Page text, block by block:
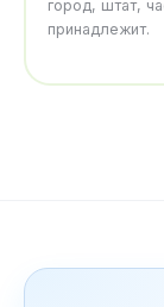
город, штат,
принадлежит.